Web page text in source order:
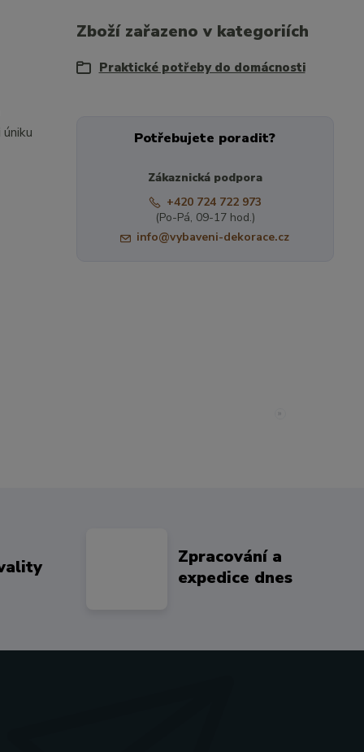
Zboží zařazeno v kategoriích
Praktické potřeby do domácnosti
Potřebujete poradit?
Zákaznická podpora
+420 724 722 973
(Po-Pá, 09-17 hod.)
info@vybaveni-dekorace.cz
»
Zpracování a
expedice dnes